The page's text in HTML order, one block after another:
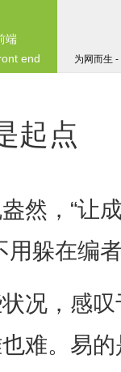
为网而生
端
end
起点
然，“让
用躲在编
况，感
难。易